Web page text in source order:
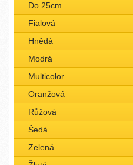
Do 25cm
Fialová
Hnědá
Modrá
Multicolor
Oranžová
Růžová
Šedá
Zelená